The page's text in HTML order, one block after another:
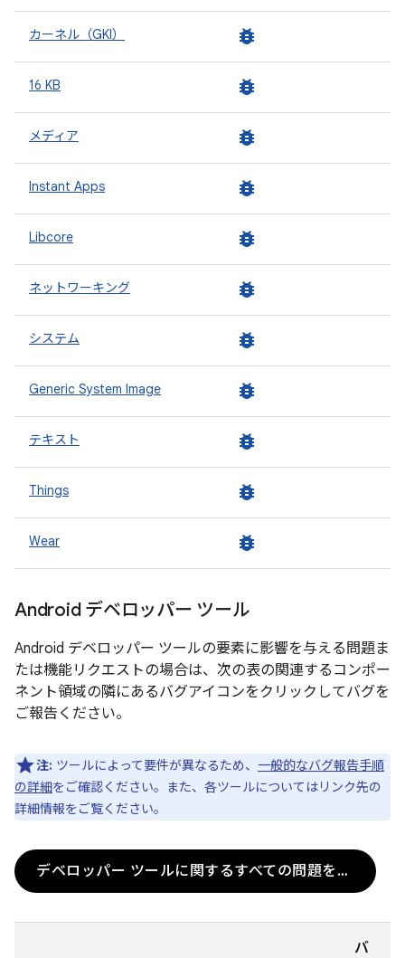
カーネル（GKI） bug_report
16 KB bug_report
メディア bug_report
Instant Apps bug_report
Libcore bug_report
ネットワーキング bug_report
システム bug_report
Generic System Image bug_report
テキスト bug_report
Things bug_report
Wear bug_report
Android デベロッパー ツール
Android デベロッパー ツールの要素に影響を与える問題ま
たは機能リクエストの場合は、次の表の関連するコンポー
ネント領域の隣にあるバグアイコンをクリックしてバグを
ご報告ください。
注: ツールによって要件が異なるため、 一般的なバグ報告手順
の詳細をご確認ください。また、各ツールについてはリンク先の
詳細情報をご覧ください。
デベロッパー ツールに関するすべての問題を見る
バ